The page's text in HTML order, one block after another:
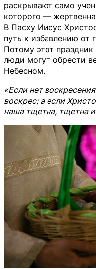
раскрывают само
которого —
В Пасху Иисус
путь к избавлению от
Потому этот
люди могут обрести
Небесном.
«Если нет
воскрес; а если
наша тщетна, тщетна